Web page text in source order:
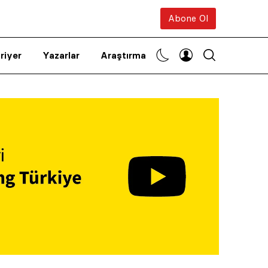
Abone Ol
Yazarlar Araştırma